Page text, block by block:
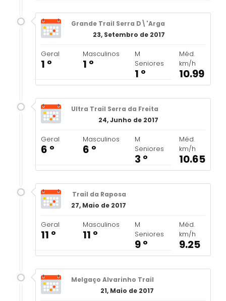
Grande Trail Serra D\'Arga
23, Setembro de 2017
Geral
1 º
Masculinos
1 º
M
Seniores
1 º
Méd.
km/h
10.99
Ultra Trail Serra da Freita
24, Junho de 2017
Geral
6 º
Masculinos
6 º
M
Seniores
3 º
Méd.
km/h
10.65
Trail da Raposa
27, Maio de 2017
Geral
11 º
Masculinos
11 º
M
Seniores
9 º
Méd.
km/h
9.25
Melgaço Alvarinho Trail
21, Maio de 2017